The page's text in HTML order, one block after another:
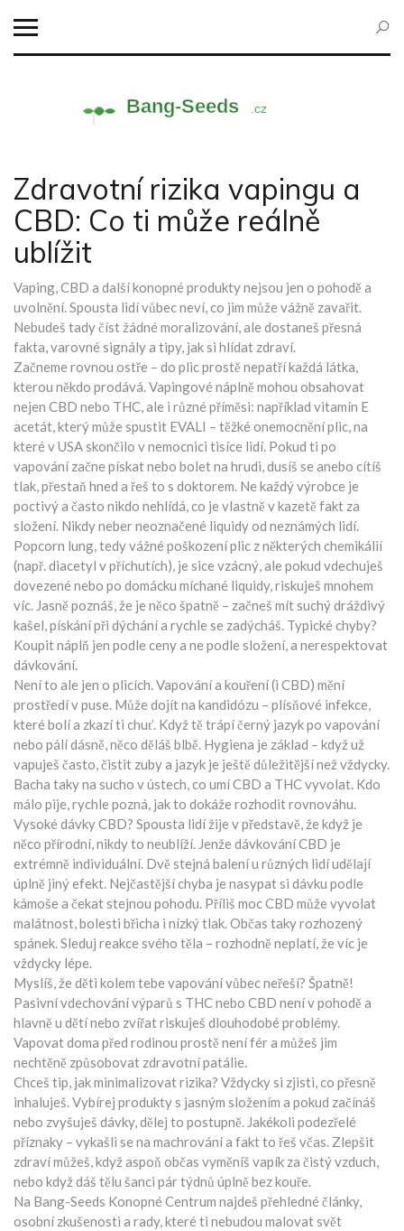
Zdravotní rizika vapingu a
CBD: Co ti může reálně
ublížit
Vaping, CBD a další konopné produkty nejsou jen o pohodě a
uvolnění. Spousta lidí vůbec neví, co jim může vážně zavařit.
Nebudeš tady číst žádné moralizování, ale dostaneš přesná
fakta, varovné signály a tipy, jak si hlídat zdraví.
Začneme rovnou ostře – do plic prostě nepatří každá látka,
kterou někdo prodává. Vapingové náplně mohou obsahovat
nejen CBD nebo THC, ale i různé příměsi: například vitamín E
acetát, který může spustit EVALI – těžké onemocnění plic, na
které v USA skončilo v nemocnici tisíce lidí. Pokud ti po
vapování začne pískat nebo bolet na hrudi, dusíš se anebo cítíš
tlak, přestaň hned a řeš to s doktorem. Ne každý výrobce je
poctivý a často nikdo nehlídá, co je vlastně v kazetě fakt za
složení. Nikdy neber neoznačené liquidy od neznámých lidí.
Popcorn lung, tedy vážné poškození plic z některých chemikálií
(např. diacetyl v příchutích), je sice vzácný, ale pokud vdechuješ
dovezené nebo po domácku míchané liquidy, riskuješ mnohem
víc. Jasně poznáš, že je něco špatně – začneš mít suchý dráždivý
kašel, pískání při dýchání a rychle se zadýcháš. Typické chyby?
Koupit náplň jen podle ceny a ne podle složení, a nerespektovat
dávkování.
Není to ale jen o plicích. Vapování a kouření (i CBD) mění
prostředí v puse. Může dojít na kandidózu – plísňové infekce,
které bolí a zkazí ti chuť. Když tě trápí černý jazyk po vapování
nebo pálí dásně, něco děláš blbě. Hygiena je základ – když už
vapuješ často, čistit zuby a jazyk je ještě důležitější než vždycky.
Bacha taky na sucho v ústech, co umí CBD a THC vyvolat. Kdo
málo pije, rychle pozná, jak to dokáže rozhodit rovnováhu.
Vysoké dávky CBD? Spousta lidí žije v představě, že když je
něco přírodní, nikdy to neublíží. Jenže dávkování CBD je
extrémně individuální. Dvě stejná balení u různých lidí udělají
úplně jiný efekt. Nejčastější chyba je nasypat si dávku podle
kámoše a čekat stejnou pohodu. Příliš moc CBD může vyvolat
malátnost, bolesti břicha i nízký tlak. Občas taky rozhozený
spánek. Sleduj reakce svého těla – rozhodně neplatí, že víc je
vždycky lépe.
Myslíš, že děti kolem tebe vapování vůbec neřeší? Špatně!
Pasivní vdechování výparů s THC nebo CBD není v pohodě a
hlavně u dětí nebo zvířat riskuješ dlouhodobé problémy.
Vapovat doma před rodinou prostě není fér a můžeš jim
nechtěně způsobovat zdravotní patálie.
Chceš tip, jak minimalizovat rizika? Vždycky si zjisti, co přesně
inhaluješ. Vybírej produkty s jasným složením a pokud začínáš
nebo zvyšuješ dávky, dělej to postupně. Jakékoli podezřelé
příznaky – vykašli se na machrování a fakt to řeš včas. Zlepšit
zdraví můžeš, když aspoň občas vyměníš vapík za čistý vzduch,
nebo když dáš tělu šanci pár týdnů úplně bez kouře.
Na Bang-Seeds Konopné Centrum najdeš přehledné články,
osobní zkušenosti a rady, které ti nebudou malovat svět